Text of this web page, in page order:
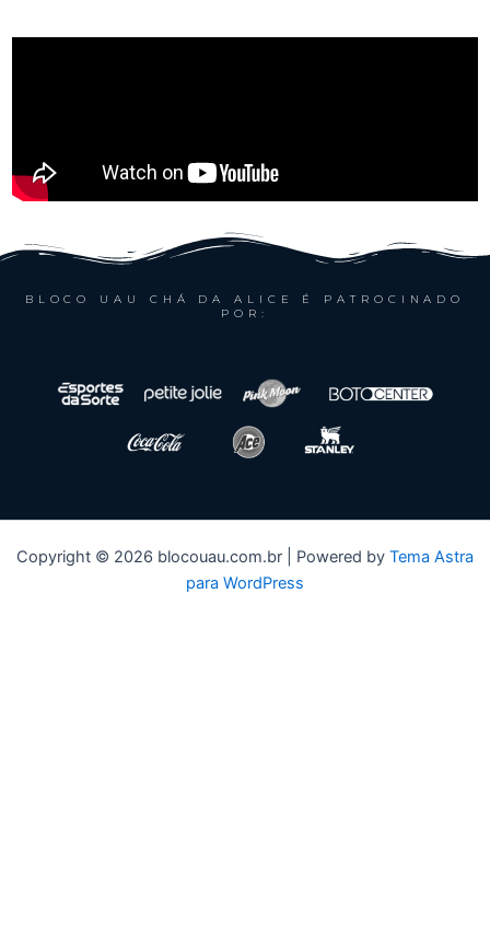
BLOCO UAU CHÁ DA ALICE É PATROCINADO
POR:
Copyright © 2026 blocouau.com.br | Powered by Tema Astra
para WordPress